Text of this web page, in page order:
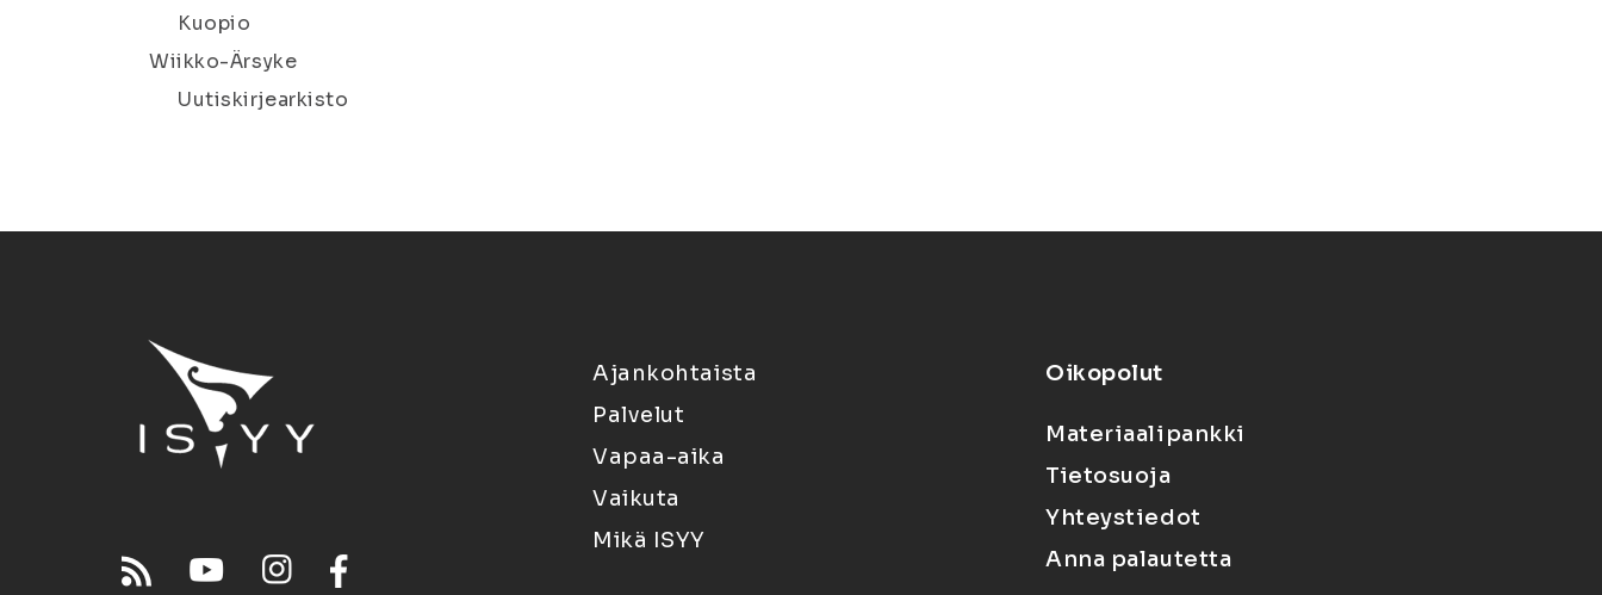
Kuopio
Wiikko-Ärsyke
Uutiskirjearkisto
Ajankohtaista
Palvelut
Vapaa-aika
Vaikuta
Mikä ISYY
Oikopolut
Materiaalipankki
Tietosuoja
Yhteystiedot
Anna palautetta